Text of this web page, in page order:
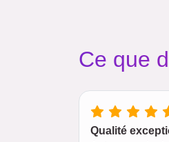
Ce que
Qualité